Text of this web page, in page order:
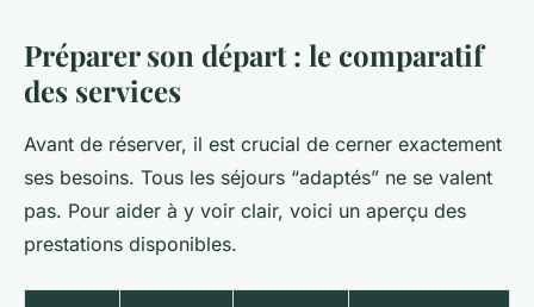
Préparer son départ : le comparatif
des services
Avant de réserver, il est crucial de cerner exactement
ses besoins. Tous les séjours “adaptés” ne se valent
pas. Pour aider à y voir clair, voici un aperçu des
prestations disponibles.